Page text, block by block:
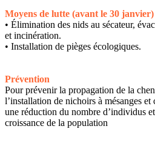
Moyens de lutte (avant le 30 janvier)
• Élimination des nids au sécateur,
et incinération.
• Installation de pièges écologiques.
Prévention
Pour prévenir la propagation de la
l’installation de nichoirs à mésanges et
une réduction du nombre d’individus
croissance de la population